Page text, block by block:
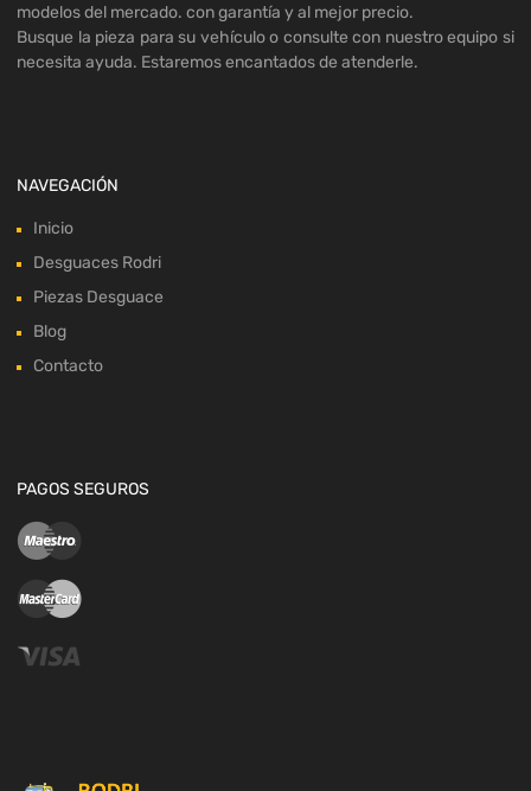
modelos del mercado. con garantía y al mejor precio.
Busque la pieza para su vehículo o consulte con nuestro equipo si
necesita ayuda. Estaremos encantados de atenderle.
NAVEGACIÓN
Inicio
Desguaces Rodri
Piezas Desguace
Blog
Contacto
PAGOS SEGUROS